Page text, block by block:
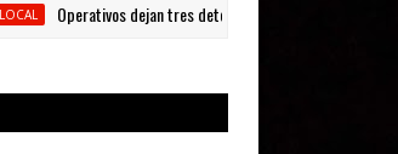
Operativos dejan tres detenidos y siete armas ocupadas en